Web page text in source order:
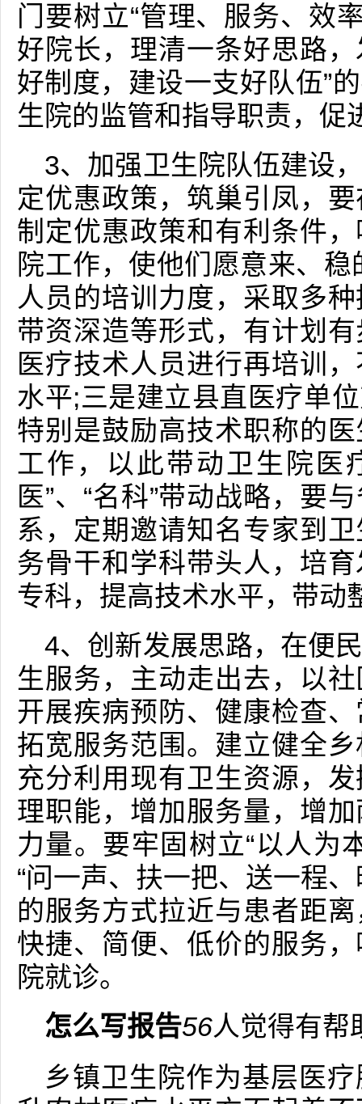
门要树立“管理、服务、效
好院长，理清一条好思路
好制度，建设一支好队伍”
生院的监管和指导职责，促
3、加强卫生院队伍建设
定优惠政策，筑巢引凤，
制定优惠政策和有利条件
院工作，使他们愿意来、
人员的培训力度，采取多
带资深造等形式，有计划
医疗技术人员进行再培训
水平;三是建立县直医疗单
特别是鼓励高技术职称的
工作，以此带动卫生院医
医”、“名科”带动战略，要
系，定期邀请知名专家到
务骨干和学科带头人，培
专科，提高技术水平，带动
4、创新发展思路，在便
生服务，主动走出去，以
开展疾病预防、健康检查
拓宽服务范围。建立健全
充分利用现有卫生资源，
理职能，增加服务量，增
力量。要牢固树立“以人为
“问一声、扶一把、送一程
的服务方式拉近与患者距
快捷、简便、低价的服务
院就诊。
怎么写报告56人觉得有帮
乡镇卫生院作为基层医